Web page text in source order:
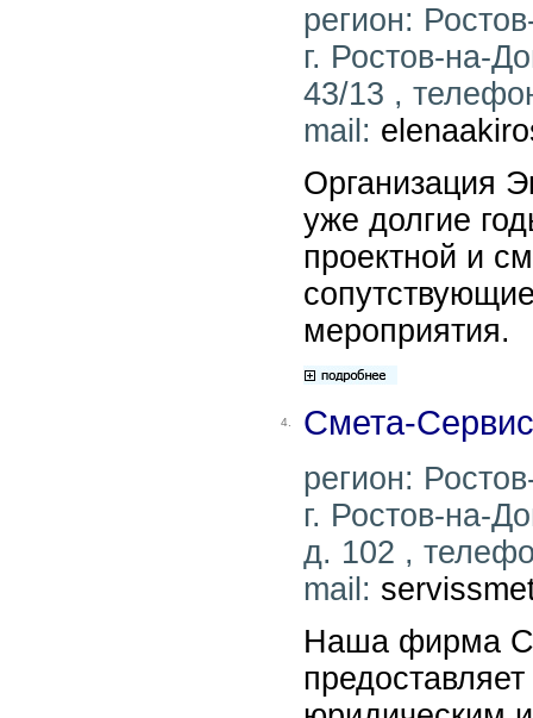
регион:
г. Ростов-на-
43/13 ,
mail:
Организация
уже долгие
проектной и
мероприятия.
4. Смета-Сервис
регион:
г. Ростов-на-
д. 102 ,
mail:
Наша фирма